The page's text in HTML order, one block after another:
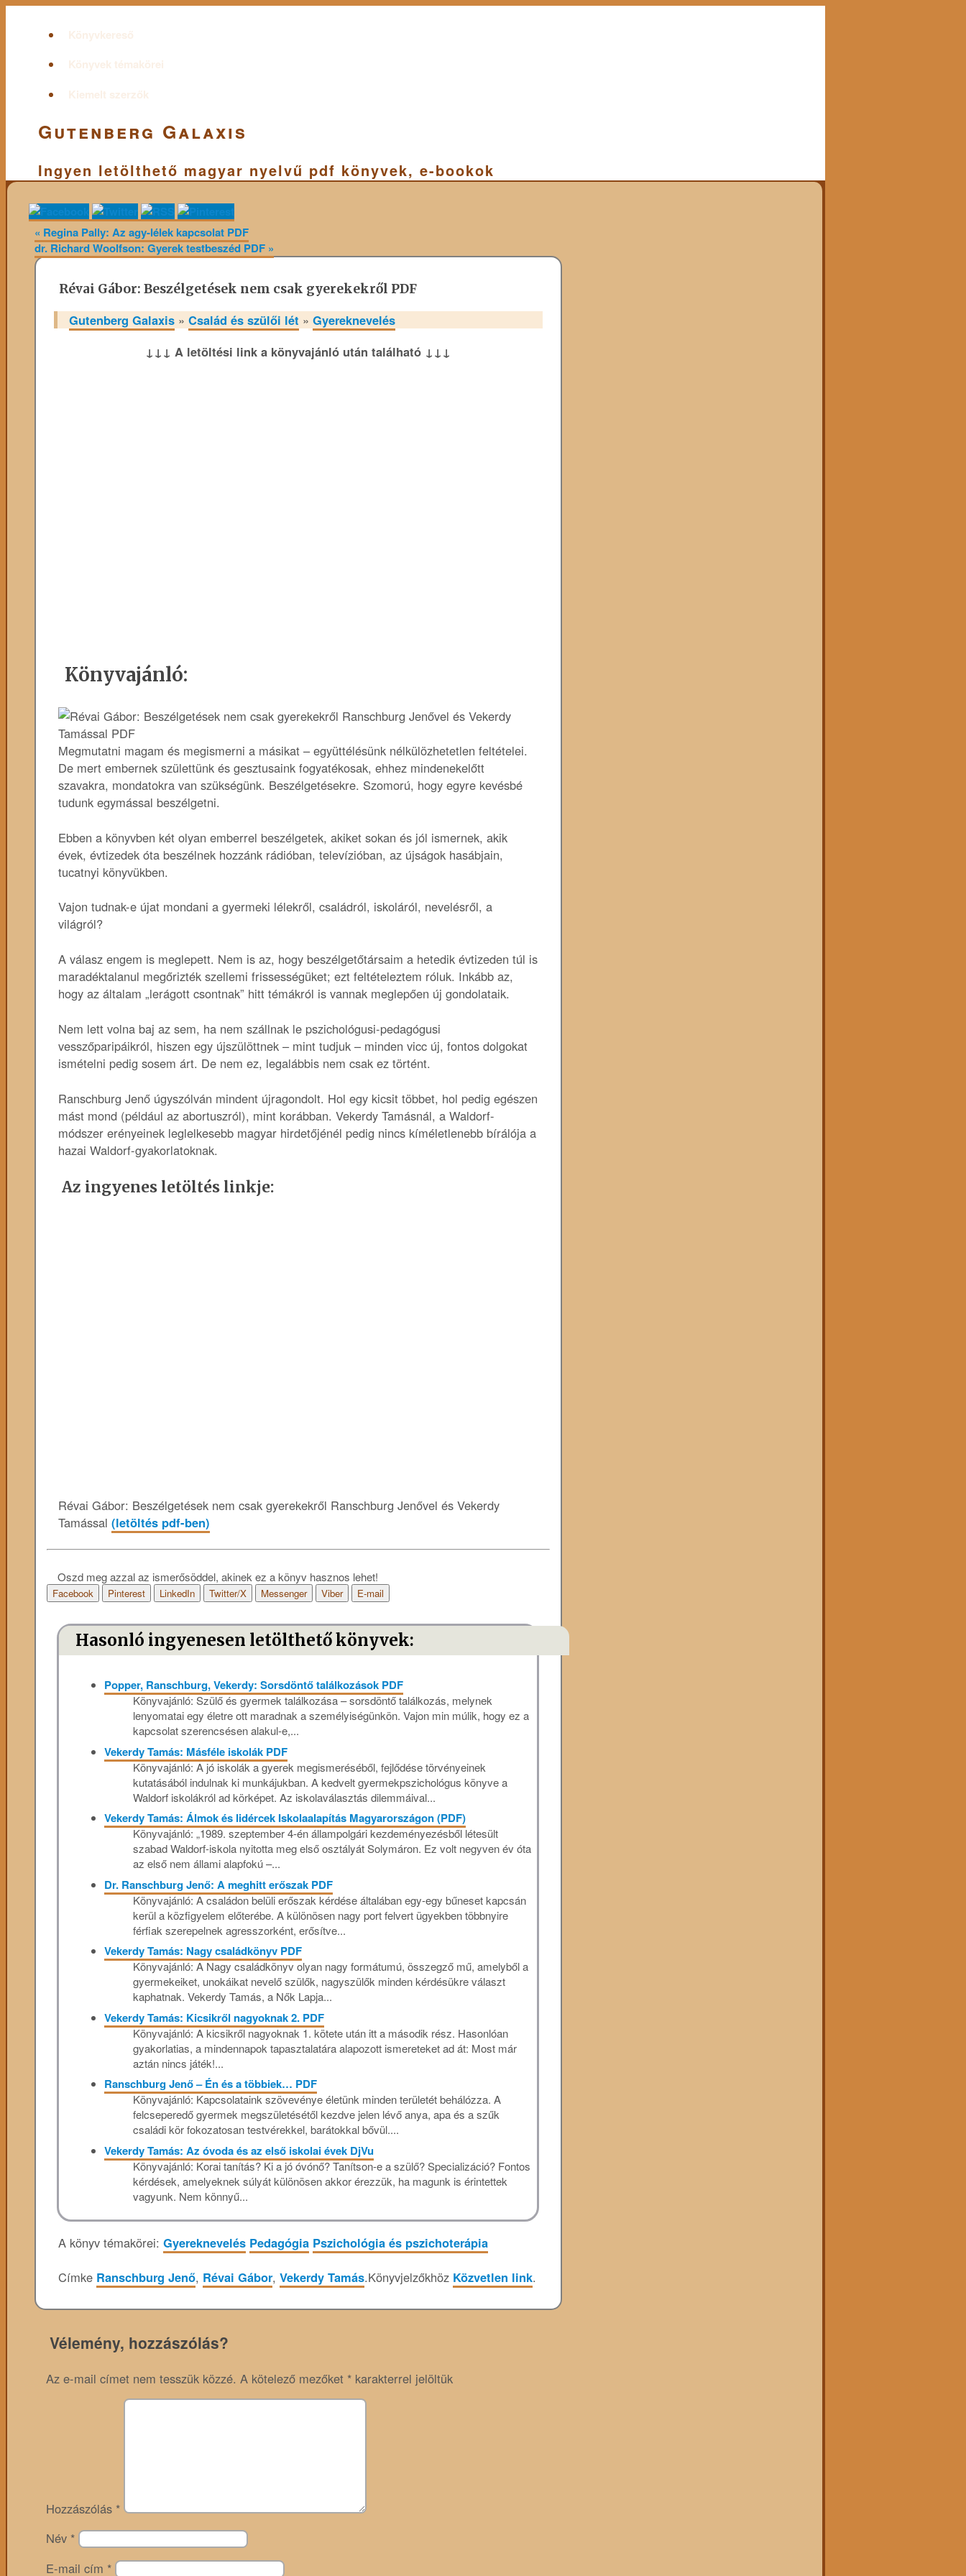
Könyvkereső
Könyvek témakörei
Kiemelt szerzők
Gutenberg Galaxis
Ingyen letölthető magyar nyelvű pdf könyvek, e-bookok
« Regina Pally: Az agy-lélek kapcsolat PDF
dr. Richard Woolfson: Gyerek testbeszéd PDF »
Révai Gábor: Beszélgetések nem csak gyerekekről PDF
Gutenberg Galaxis » Család és szülői lét » Gyereknevelés
↓↓↓ A letöltési link a könyvajánló után található ↓↓↓
Könyvajánló:
Megmutatni magam és megismerni a másikat – együttélésünk nélkülözhetetlen feltételei.
De mert embernek születtünk és gesztusaink fogyatékosak, ehhez mindenekelőtt
szavakra, mondatokra van szükségünk. Beszélgetésekre. Szomorú, hogy egyre kevésbé
tudunk egymással beszélgetni.
Ebben a könyvben két olyan emberrel beszélgetek, akiket sokan és jól ismernek, akik
évek, évtizedek óta beszélnek hozzánk rádióban, televízióban, az újságok hasábjain,
tucatnyi könyvükben.
Vajon tudnak-e újat mondani a gyermeki lélekről, családról, iskoláról, nevelésről, a
világról?
A válasz engem is meglepett. Nem is az, hogy beszélgetőtársaim a hetedik évtizeden túl is
maradéktalanul megőrizték szellemi frissességüket; ezt feltételeztem róluk. Inkább az,
hogy az általam „lerágott csontnak” hitt témákról is vannak meglepően új gondolataik.
Nem lett volna baj az sem, ha nem szállnak le pszichológusi-pedagógusi
vesszőparipáikról, hiszen egy újszülöttnek – mint tudjuk – minden vicc új, fontos dolgokat
ismételni pedig sosem árt. De nem ez, legalábbis nem csak ez történt.
Ranschburg Jenő úgyszólván mindent újragondolt. Hol egy kicsit többet, hol pedig egészen
mást mond (például az abortuszról), mint korábban. Vekerdy Tamásnál, a Waldorf-
módszer erényeinek leglelkesebb magyar hirdetőjénél pedig nincs kíméletlenebb bírálója a
hazai Waldorf-gyakorlatoknak.
Az ingyenes letöltés linkje:
Révai Gábor: Beszélgetések nem csak gyerekekről Ranschburg Jenővel és Vekerdy
Tamással (letöltés pdf-ben)
Oszd meg azzal az ismerősöddel, akinek ez a könyv hasznos lehet!
Facebook Pinterest LinkedIn Twitter/X Messenger Viber E-mail
Hasonló ingyenesen letölthető könyvek:
Popper, Ranschburg, Vekerdy: Sorsdöntő találkozások PDF
Könyvajánló: Szülő és gyermek találkozása – sorsdöntő találkozás, melynek
lenyomatai egy életre ott maradnak a személyiségünkön. Vajon min múlik, hogy ez a
kapcsolat szerencsésen alakul-e,...
Vekerdy Tamás: Másféle iskolák PDF
Könyvajánló: A jó iskolák a gyerek megismeréséből, fejlődése törvényeinek
kutatásából indulnak ki munkájukban. A kedvelt gyermekpszichológus könyve a
Waldorf iskolákról ad körképet. Az iskolaválasztás dilemmáival...
Vekerdy Tamás: Álmok és lidércek Iskolaalapítás Magyarországon (PDF)
Könyvajánló: „1989. szeptember 4-én állampolgári kezdeményezésből létesült
szabad Waldorf-iskola nyitotta meg első osztályát Solymáron. Ez volt negyven év óta
az első nem állami alapfokú –...
Dr. Ranschburg Jenő: A meghitt erőszak PDF
Könyvajánló: A családon belüli erőszak kérdése általában egy-egy bűneset kapcsán
kerül a közfigyelem előterébe. A különösen nagy port felvert ügyekben többnyire
férfiak szerepelnek agresszorként, erősítve...
Vekerdy Tamás: Nagy családkönyv PDF
Könyvajánló: A Nagy családkönyv olyan nagy formátumú, összegző mű, amelyből a
gyermekeiket, unokáikat nevelő szülők, nagyszülők minden kérdésükre választ
kaphatnak. Vekerdy Tamás, a Nők Lapja...
Vekerdy Tamás: Kicsikről nagyoknak 2. PDF
Könyvajánló: A kicsikről nagyoknak 1. kötete után itt a második rész. Hasonlóan
gyakorlatias, a mindennapok tapasztalatára alapozott ismereteket ad át: Most már
aztán nincs játék!...
Ranschburg Jenő – Én és a többiek… PDF
Könyvajánló: Kapcsolataink szövevénye életünk minden területét behálózza. A
felcseperedő gyermek megszületésétől kezdve jelen lévő anya, apa és a szűk
családi kör fokozatosan testvérekkel, barátokkal bővül....
Vekerdy Tamás: Az óvoda és az első iskolai évek DjVu
Könyvajánló: Korai tanítás? Ki a jó óvónő? Tanítson-e a szülő? Specializáció? Fontos
kérdések, amelyeknek súlyát különösen akkor érezzük, ha magunk is érintettek
vagyunk. Nem könnyű...
A könyv témakörei: Gyereknevelés Pedagógia Pszichológia és pszichoterápia
Címke Ranschburg Jenő, Révai Gábor, Vekerdy Tamás.Könyvjelzőkhöz Közvetlen link.
Vélemény, hozzászólás?
Az e-mail címet nem tesszük közzé. A kötelező mezőket * karakterrel jelöltük
Hozzászólás *
Név *
E-mail cím *